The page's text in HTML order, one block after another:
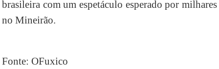
brasileira com um espetáculo esperado por milhares
no Mineirão.
Fonte: OFuxico